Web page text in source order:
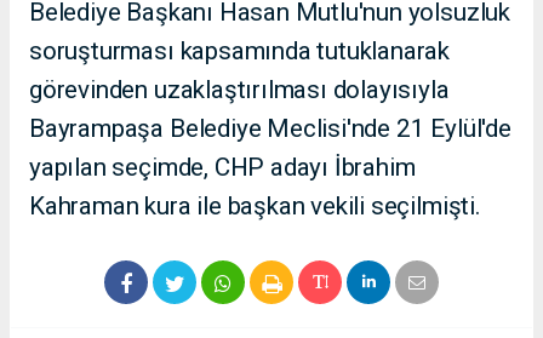
Belediye Başkanı Hasan Mutlu'nun yolsuzluk
soruşturması kapsamında tutuklanarak
görevinden uzaklaştırılması dolayısıyla
Bayrampaşa Belediye Meclisi'nde 21 Eylül'de
yapılan seçimde, CHP adayı İbrahim
Kahraman kura ile başkan vekili seçilmişti.